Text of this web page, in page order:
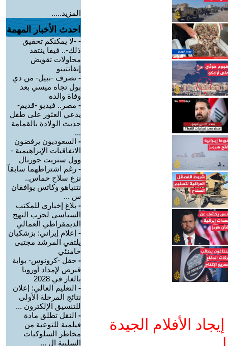
الأفلام الجيدة
المزيد.....
احدث الأخبار المهمة
- -لا يمكنكم تحقيق
ذلك-.. فيفا ينتقد
محاولات تقويض
إنفانتينو
- تصرف -نبيل- من دي
بول تجاه ميسي بعد
وفاة والده
- مصر.. فيديو -قديم-
يدعي العثور على طفل
حديث الولادة بالقمامة
...
- السعوديون يرفضون
الاتفاقيات الإبراهيمية -
وول ستريت جورنال
- رغم اشتراطهما سابقاً
نزع سلاح حماس..
نتنياهو وكاتس يوافقان
س ...
- بلاغ إخباري للمكتب
السياسي لحزب النهج
الديمقراطي العمالي
- إعلام إيراني: بزشكيان
يلتقي المرشد مجتبى
خامنئي
- حقل -كرونوس- بوابة
قبرص لإمداد أوروبا
بالغاز في 2028
- التعليم العالي: إعلان
نتائج المرحلة الأولى
للتنسيق الإلكترون ...
- النقل تطلق مادة
فيلمية للتوعية من
مخاطر السلوكيات
السلبية ال ...